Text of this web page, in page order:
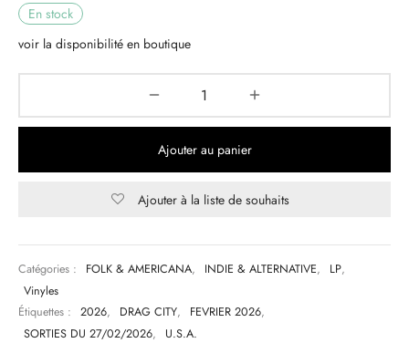
En stock
voir la disponibilité en boutique
Ajouter au panier
Ajouter à la liste de souhaits
Catégories : FOLK & AMERICANA, INDIE & ALTERNATIVE, LP,
Vinyles
Étiquettes :
2026, DRAG CITY, FEVRIER 2026,
SORTIES DU 27/02/2026, U.S.A.
CLASSIQUE